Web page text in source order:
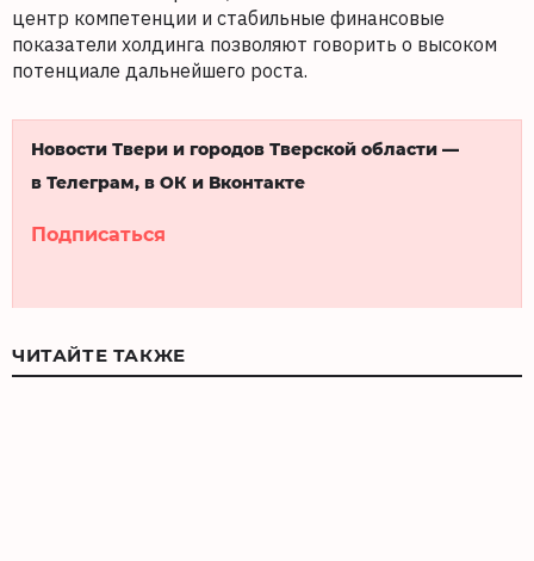
центр компетенции и стабильные финансовые
показатели холдинга позволяют говорить о высоком
потенциале дальнейшего роста.
Новости Твери и городов Тверской области —
в Телеграм, в ОК и Вконтакте
Подписаться
ЧИТАЙТЕ ТАКЖЕ